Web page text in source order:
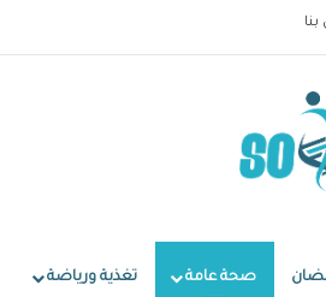
صحة عامة تغذية ورياضة